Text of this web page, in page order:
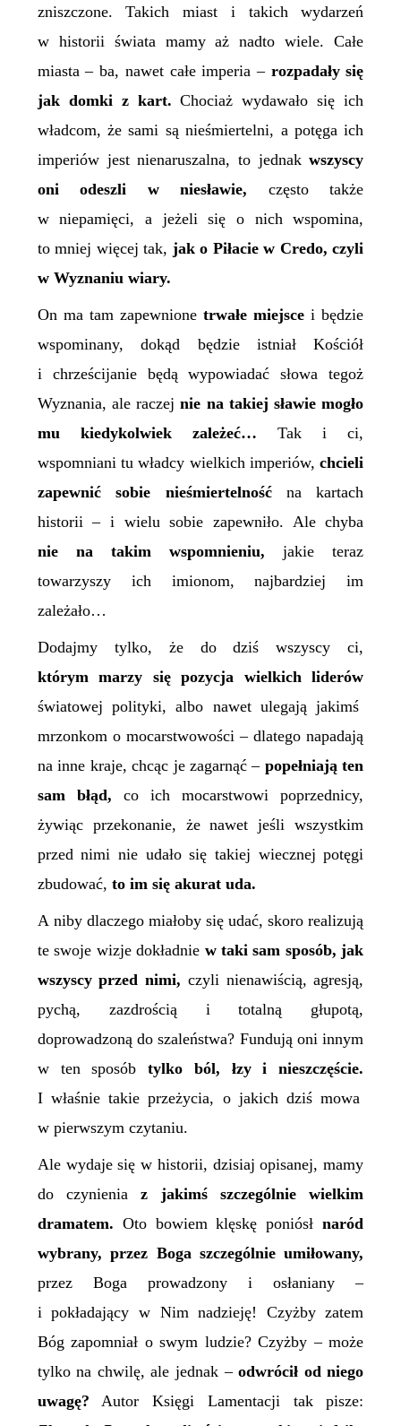
zniszczone. Takich miast i takich wydarzeń
w historii świata mamy aż nadto wiele. Całe
miasta – ba, nawet całe imperia –rozpadały się
jak domki z kart. Chociaż wydawało się ich
władcom, że sami są nieśmiertelni, a potęgaich
imperiów jest nienaruszalna, to jednakwszyscy
oni odeszli w niesławie, często także
w niepamięci, a jeżeli się o nich wspomina,
to mniej więcej tak, jak o Piłacie w Credo, czyli
w Wyznaniu wiary.
On ma tam zapewnionetrwałe miejsce i będzie
wspominany, dokąd będzie istniał Kościół
i chrześcijanie będą wypowiadać słowa tegoż
Wyznania, ale raczejnie na takiej sławie mogło
mu kiedykolwiek zależeć…
Tak i ci,
wspomniani tu władcy wielkich imperiów,chcieli
zapewnić sobie nieśmiertelnośćna kartach
historii – i wielu sobie zapewniło. Ale chyba
nie na takim wspomnieniu, jakie teraz
towarzyszy ich imionom, najbardziej im
zależało…
Dodajmy tylko, że do dziś wszyscy ci,
którym marzy się pozycja wielkich liderów
światowej polityki, albo nawet ulegają jakimś
mrzonkomo mocarstwowości – dlatego napadają
na inne kraje, chcąc je zagarnąć – popełniają ten
sam błąd, co ich mocarstwowi poprzednicy,
żywiąc przekonanie, że nawet jeśli wszystkim
przed nimi nie udało się takiej wiecznej potęgi
zbudować, to im się akurat uda.
A niby dlaczego miałoby się udać, skoro realizują
te swoje wizje dokładnie w taki sam sposób, jak
wszyscy przed nimi, czyli nienawiścią, agresją,
pychą, zazdrością i totalną głupotą,
doprowadzoną do szaleństwa? Fundują oni innym
w ten sposóbtylko ból, łzy i nieszczęście.
I właśnie takie przeżycia, o jakich dziś mowa
w pierwszym czytaniu.
Ale wydaje sięw historii, dzisiaj opisanej, mamy
do czynieniaz jakimś szczególnie wielkim
dramatem. Oto bowiem klęskę poniósłnaród
wybrany, przez Boga szczególnieumiłowany,
przez Boga prowadzony i osłaniany –
i pokładający w Nim nadzieję! Czyżby zatem
Bóg zapomniał o swym ludzie? Czyżby – może
tylko na chwilę, ale jednak –odwrócił od niego
uwagę? Autor Księgi Lamentacji tak pisze: